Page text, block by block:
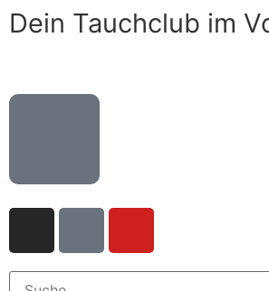
Dein Tauchclub im